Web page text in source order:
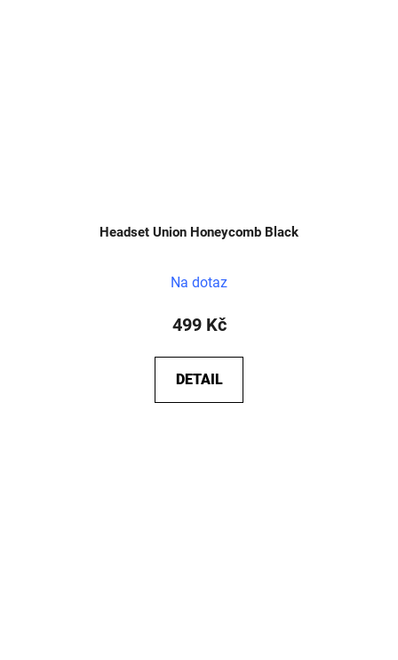
Headset Union Honeycomb Black
Na dotaz
499 Kč
DETAIL